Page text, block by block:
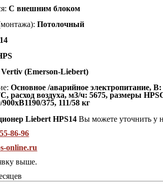
С внешним блоком
Потолочный
Vertiv (Emerson-Liebert)
Основное /аварийное электропитание,
расход воздуха, м3/ч: 5675, размеры
375, 111/58 кг
Liebert HPS14Вы можете уточнить у
86-96
online.ru
выше.